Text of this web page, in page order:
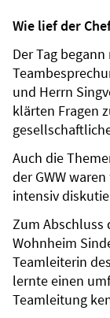
Wie lief der
Der Tag
und Herrn
klärten Fragen
Auch die
der GWW
intensiv
Zum Abschluss
Wohnheim
Teamleiterin
lernte einen
Teamleitung